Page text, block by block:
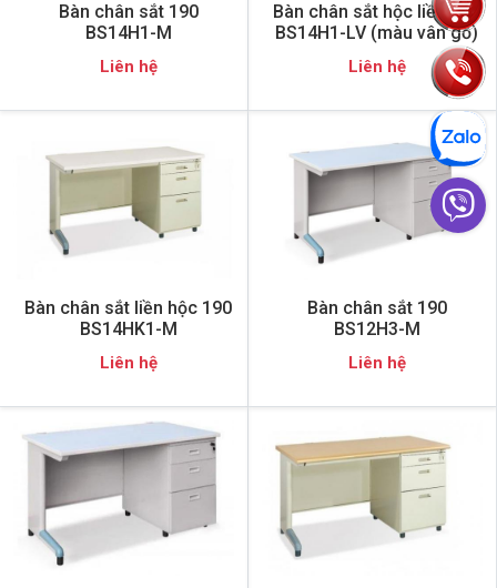
Bàn chân sắt 190
BS14H1-M
Liên hệ
Bàn chân sắt hộc liền 190
BS14H1-LV (màu vân gỗ)
Liên hệ
Bàn chân sắt liền hộc 190
BS14HK1-M
Liên hệ
Bàn chân sắt 190
BS12H3-M
Liên hệ